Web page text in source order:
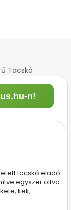
Tacskó
n!
tacskó eladó
egyszer oltva
kék,...